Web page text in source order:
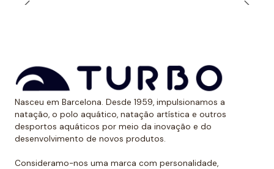
Nasceu em Barcelona. Desde 1959, impulsionamos a
natação, o polo aquático, natação artística e outros
desportos aquáticos por meio da inovação e do
desenvolvimento de novos produtos.
Consideramo-nos uma marca com personalidade,